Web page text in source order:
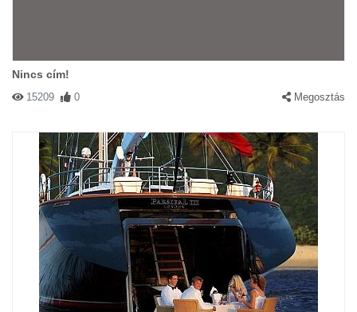
Nincs cím!
15209 0 Megosztás